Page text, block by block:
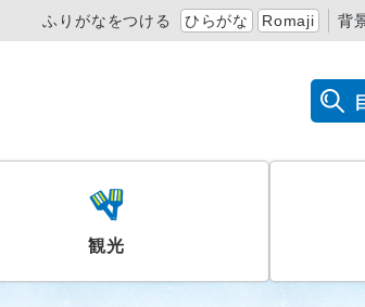
ふりがなをつける ひらがな Romaji 背
観光